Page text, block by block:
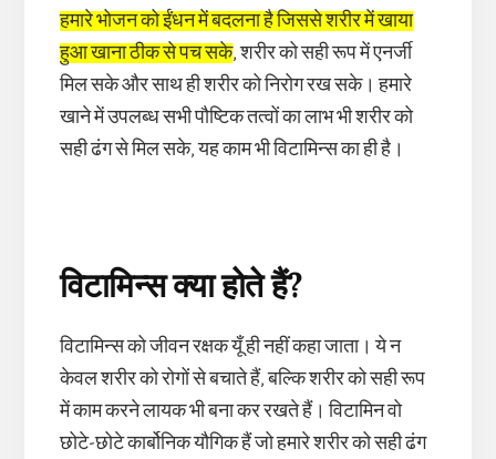
हमारे भोजन को ईंधन में बदलना है जिससे शरीर में खाया
हुआ खाना ठीक से पच सके, शरीर को सही रूप में एनर्जी
मिल सके और साथ ही शरीर को निरोग रख सके। हमारे
खाने में उपलब्ध सभी पौष्टिक तत्वों का लाभ भी शरीर को
सही ढंग से मिल सके, यह काम भी विटामिन्स का ही है।
विटामिन्स क्या होते हैं?
विटामिन्स को जीवन रक्षक यूँ ही नहीं कहा जाता। ये न
केवल शरीर को रोगों से बचाते हैं, बल्कि शरीर को सही रूप
में काम करने लायक भी बना कर रखते हैं। विटामिन वो
छोटे-छोटे कार्बोनिक यौगिक हैं जो हमारे शरीर को सही ढंग